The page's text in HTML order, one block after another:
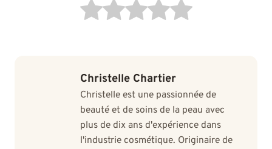
Christelle Chartier
Christelle est une passionnée de
beauté et de soins de la peau avec
plus de dix ans d'expérience dans
l'industrie cosmétique. Originaire de